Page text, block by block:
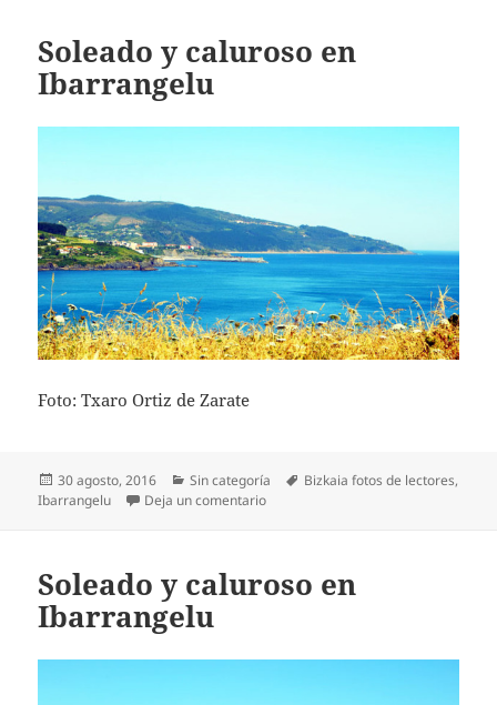
Soleado y caluroso en
Ibarrangelu
Foto: Txaro Ortiz de Zarate
Publicado
el
30 agosto, 2016 Categorías
Sin categoría Etiquetas
Bizkaia fotos de lectores,
Ibarrangelu
Deja un comentarioen Soleado y caluroso en Ibarrangelu
Soleado y caluroso en
Ibarrangelu